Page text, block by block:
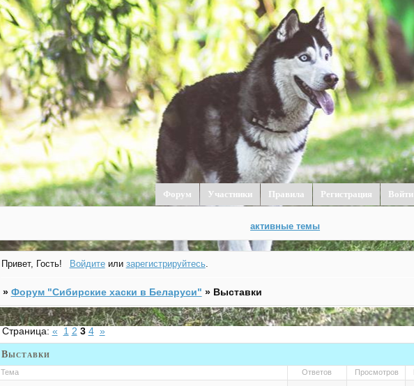
Форум Участники Правила Регистрация Войти
активные темы
Привет, Гость! Войдитеили зарегистрируйтесь.
» Форум "Cибирские хаски в Беларуси" » Выставки
Выставки
Страница: « 1 2 3 4 »
Тема Ответов Просмотров